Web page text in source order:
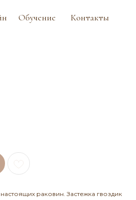
Контакты
раковин. Застежка гвоздик